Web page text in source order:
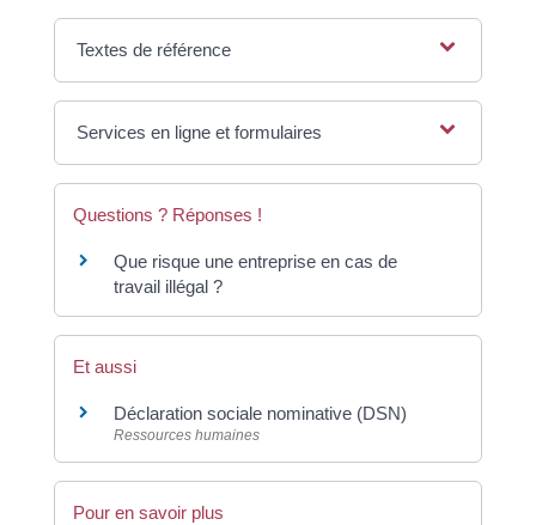
Textes de référence
Services en ligne et formulaires
Questions ? Réponses !
Que risque une entreprise en cas de
travail illégal ?
Et aussi
Déclaration sociale nominative (DSN)
Ressources humaines
Pour en savoir plus